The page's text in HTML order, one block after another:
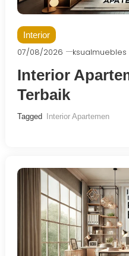
Interior
07/08/2026 ksualmuebles
Interior
Terbaik
Tagged Interior Apartemen